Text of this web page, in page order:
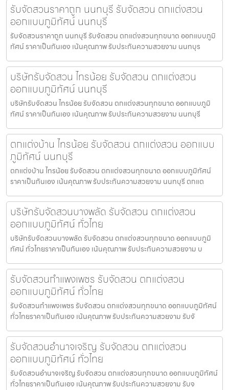
รับจัดสวนราคาถูก นนทบุรี รับจัดสวน ตกแต่งสวน
ออกแบบภูมิทัศน์ นนทบุรี
รับจัดสวนราคาถูก นนทบุรี รับจัดสวน ตกแต่งสวนทุกขนาด ออกแบบภูมิ
ทัศน์ ราคาเป็นกันเอง เน้นคุณภาพ รับประกันความสวยงาม นนทบุร
บริษัทรับจัดสวน ไทรน้อย รับจัดสวน ตกแต่งสวน
ออกแบบภูมิทัศน์ นนทบุรี
บริษัทรับจัดสวน ไทรน้อย รับจัดสวน ตกแต่งสวนทุกขนาด ออกแบบภูมิ
ทัศน์ ราคาเป็นกันเอง เน้นคุณภาพ รับประกันความสวยงาม นนทบุรี
ตกแต่งบ้าน ไทรน้อย รับจัดสวน ตกแต่งสวน ออกแบบ
ภูมิทัศน์ นนทบุรี
ตกแต่งบ้าน ไทรน้อย รับจัดสวน ตกแต่งสวนทุกขนาด ออกแบบภูมิทัศน์
ราคาเป็นกันเอง เน้นคุณภาพ รับประกันความสวยงาม นนทบุรี ตกแต
บริษัทรับจัดสวนบางพลัด รับจัดสวน ตกแต่งสวน
ออกแบบภูมิทัศน์ ทั่วไทย
บริษัทรับจัดสวนบางพลัด รับจัดสวน ตกแต่งสวนทุกขนาด ออกแบบภูมิ
ทัศน์ ทั่วไทยราคาเป็นกันเอง เน้นคุณภาพ รับประกันความสวยงาม บ
รับจัดสวนกำแพงเพชร รับจัดสวน ตกแต่งสวน
ออกแบบภูมิทัศน์ ทั่วไทย
รับจัดสวนกำแพงเพชร รับจัดสวน ตกแต่งสวนทุกขนาด ออกแบบภูมิทัศน์
ทั่วไทยราคาเป็นกันเอง เน้นคุณภาพ รับประกันความสวยงาม รับจั
รับจัดสวนอำนาจเจริญ รับจัดสวน ตกแต่งสวน
ออกแบบภูมิทัศน์ ทั่วไทย
รับจัดสวนอำนาจเจริญ รับจัดสวน ตกแต่งสวนทุกขนาด ออกแบบภูมิทัศน์
ทั่วไทยราคาเป็นกันเอง เน้นคุณภาพ รับประกันความสวยงาม รับจ